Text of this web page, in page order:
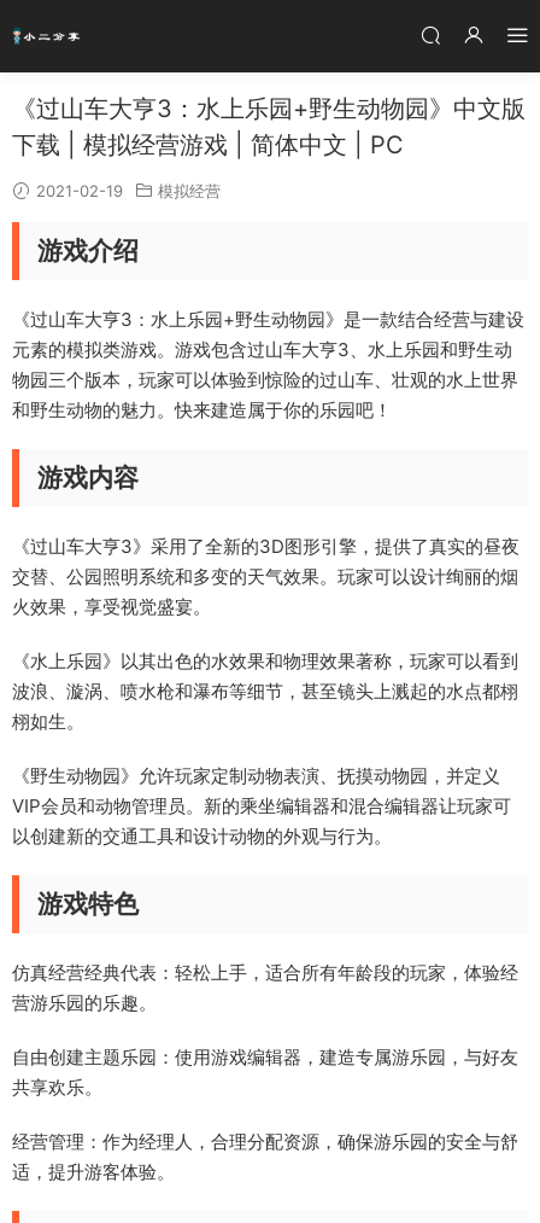
《过山车大亨3：水上乐园+野生动物园》中文版
下载 | 模拟经营游戏 | 简体中文 | PC
2021-02-19 模拟经营
游戏介绍
《过山车大亨3：水上乐园+野生动物园》是一款结合经营与建设
元素的模拟类游戏。游戏包含过山车大亨3、水上乐园和野生动
物园三个版本，玩家可以体验到惊险的过山车、壮观的水上世界
和野生动物的魅力。快来建造属于你的乐园吧！
游戏内容
《过山车大亨3》采用了全新的3D图形引擎，提供了真实的昼夜
交替、公园照明系统和多变的天气效果。玩家可以设计绚丽的烟
火效果，享受视觉盛宴。
《水上乐园》以其出色的水效果和物理效果著称，玩家可以看到
波浪、漩涡、喷水枪和瀑布等细节，甚至镜头上溅起的水点都栩
栩如生。
《野生动物园》允许玩家定制动物表演、抚摸动物园，并定义
VIP会员和动物管理员。新的乘坐编辑器和混合编辑器让玩家可
以创建新的交通工具和设计动物的外观与行为。
游戏特色
仿真经营经典代表：轻松上手，适合所有年龄段的玩家，体验经
营游乐园的乐趣。
自由创建主题乐园：使用游戏编辑器，建造专属游乐园，与好友
共享欢乐。
经营管理：作为经理人，合理分配资源，确保游乐园的安全与舒
适，提升游客体验。